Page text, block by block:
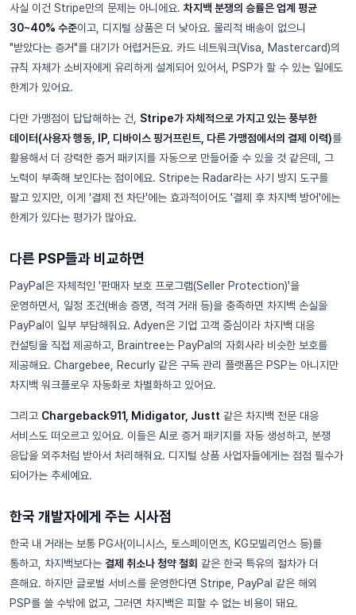
사실 이건 Stripe만의 문제는 아니에요. 차지백 분쟁의 승률은 업계 평균
30~40% 수준이고, 디지털 상품은 더 낮아요. 물리적 배송이 없으니
"받았다는 증거"를 대기가 어렵거든요. 카드 네트워크(Visa, Mastercard)의
규칙 자체가 소비자에게 유리하게 설계되어 있어서, PSP가 할 수 있는 일에도
한계가 있어요.
다만 가맹점이 답답해하는 건, Stripe가 자체적으로 가지고 있는 풍부한
데이터(사용자 행동, IP, 디바이스 핑거프린트, 다른 가맹점에서의 결제 이력)를
활용해서 더 강력한 증거 패키지를 자동으로 만들어줄 수 있을 것 같은데, 그
노력이 부족해 보인다는 점이에요. Stripe는 Radar라는 사기 방지 도구를
팔고 있지만, 이게 '결제 전 차단'에는 효과적이어도 '결제 후 차지백 방어'에는
한계가 있다는 평가가 많아요.
다른 PSP들과 비교하면
PayPal은 자체적인 '판매자 보호 프로그램(Seller Protection)'을
운영하면서, 일정 조건(배송 증명, 적격 거래 등)을 충족하면 차지백 손실을
PayPal이 일부 부담해줘요. Adyen은 기업 고객 중심이라 차지백 대응
컨설팅을 직접 제공하고, Braintree는 PayPal의 자회사라 비슷한 보호를
제공해요. Chargebee, Recurly 같은 구독 관리 플랫폼은 PSP는 아니지만
차지백 워크플로우 자동화로 차별화하고 있어요.
그리고 Chargeback911, Midigator, Justt 같은 차지백 전문 대응
서비스도 떠오르고 있어요. 이들은 AI로 증거 패키지를 자동 생성하고, 분쟁
응답을 외주처럼 받아서 처리해줘요. 디지털 상품 사업자들에게는 점점 필수가
되어가는 추세예요.
한국 개발자에게 주는 시사점
한국 내 거래는 보통 PG사(이니시스, 토스페이먼츠, KG모빌리언스 등)를
통하고, 차지백보다는 결제 취소나 청약 철회 같은 한국 특유의 절차가 더
흔해요. 하지만 글로벌 서비스를 운영한다면 Stripe, PayPal 같은 해외
PSP를 쓸 수밖에 없고, 그러면 차지백은 피할 수 없는 비용이 돼요.